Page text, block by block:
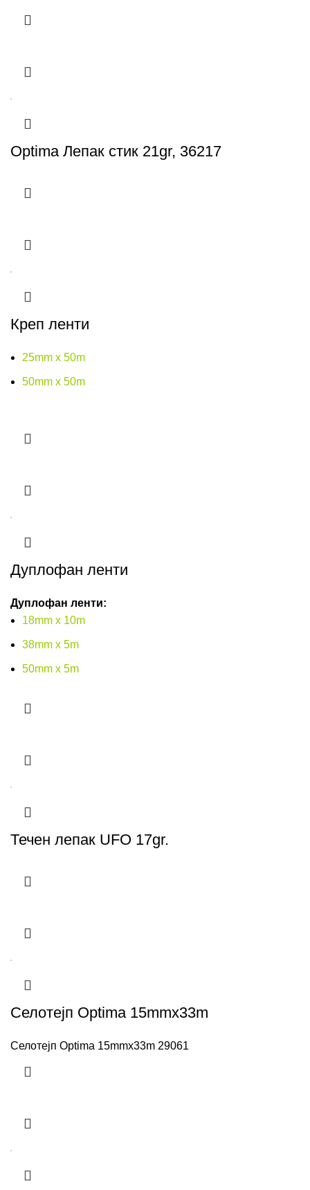
Optima Лепак стик 21gr, 36217
Креп ленти
25mm x 50m
50mm x 50m
Дуплофан ленти
Дуплофан ленти:
18mm x 10m
38mm x 5m
50mm x 5m
Течен лепак UFO 17gr.
Селотејп Optima 15mmx33m
Селотејп Optima 15mmx33m 29061